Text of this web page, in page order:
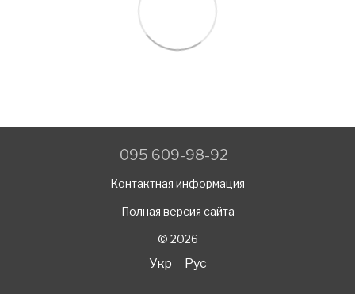
095 609-98-92
Контактная информация
Полная версия сайта
© 2026
Укр Рус